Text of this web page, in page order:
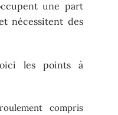
une part
nécessitent des
les points à
compris